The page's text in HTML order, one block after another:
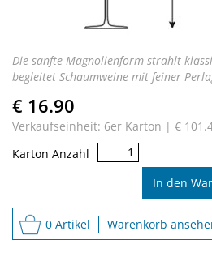
Die sanfte Magnolienform strahlt
begleitet Schaumweine mit feiner
€ 16.90
Verkaufseinheit: 6er Karton | €
Karton Anzahl
Champagne
In den
0 Artikel Warenkorb